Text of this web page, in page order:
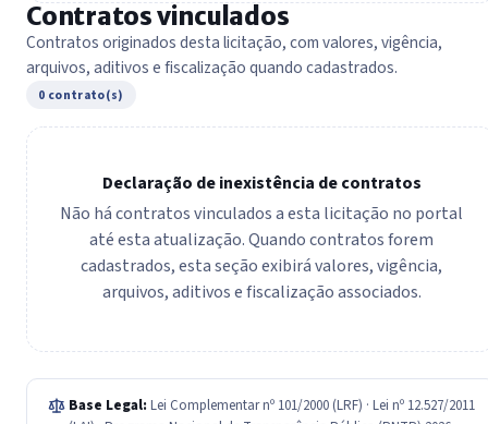
Contratos vinculados
Contratos originados desta licitação, com valores, vigência,
arquivos, aditivos e fiscalização quando cadastrados.
0 contrato(s)
Declaração de inexistência de contratos
Não há contratos vinculados a esta licitação no portal
até esta atualização. Quando contratos forem
cadastrados, esta seção exibirá valores, vigência,
arquivos, aditivos e fiscalização associados.
Base Legal: Lei Complementar nº 101/2000 (LRF) · Lei nº 12.527/2011